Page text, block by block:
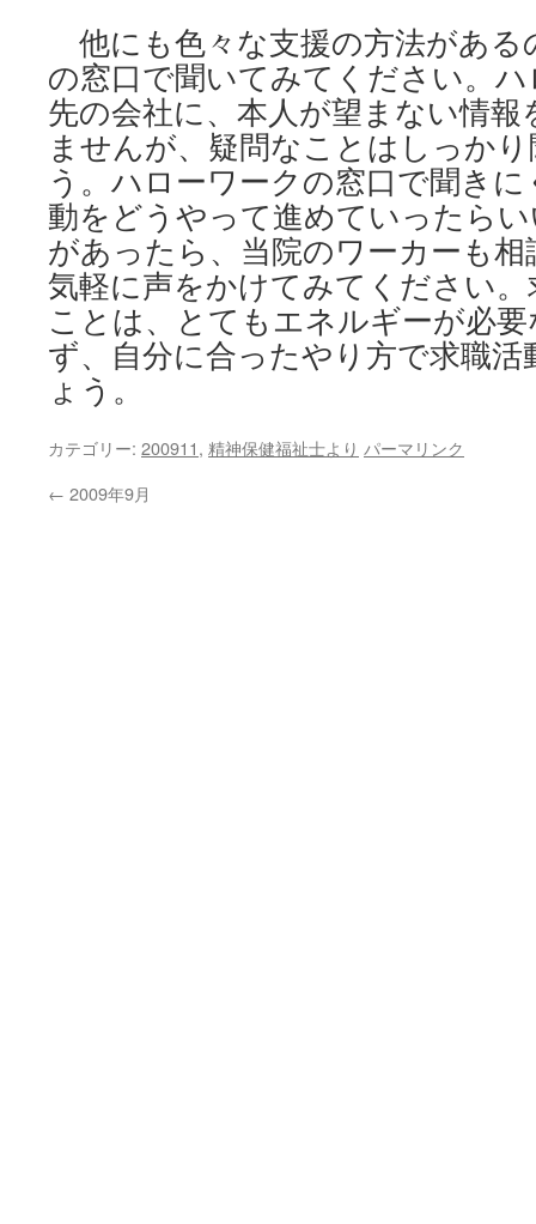
他にも色々な支援の方法がある
の窓口で聞いてみてください。
先の会社に、本人が望まない情
ませんが、疑問なことはしっか
う。ハローワークの窓口で聞き
動をどうやって進めていったら
があったら、当院のワーカーも
気軽に声をかけてみてください
ことは、とてもエネルギーが必
ず、自分に合ったやり方で求職
ょう。
カテゴリー: 200911, 精神保健福祉士より パーマリンク
← 2009年9月